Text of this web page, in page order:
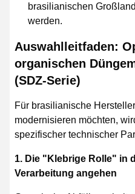
brasilianischen
werden.
Auswahlleitfaden:
organischen
(SDZ-Serie)
Für brasilianische
modernisieren möchten,
spezifischer technischer
1. Die "Klebrige Rolle" in
Verarbeitung angehen